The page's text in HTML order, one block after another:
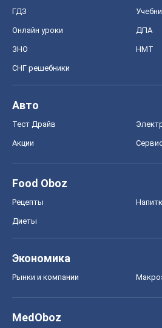
ГДЗ
Онлайн уроки ДПА
ЗНО НМТ
СНГ решебники
Авто
Тест Драйв
Акции
Food Oboz
Рецепты
Диеты
Экономика
Рынки и компании
MedOboz